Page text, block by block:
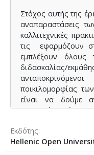
Στόχος αυτής της
αναπαραστάσεις
καλλιτεχνικές
τις εφαρμόζουν
εμπλέξουν όλους
διδασκαλίας/
ποικιλομορφίας
είναι να δούμε
πρακτικές υπό το
Για το σκοπό
Εκδότης
Hellenic Open